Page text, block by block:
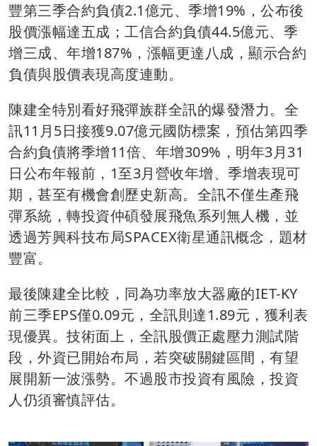
豐第三季合約負債2.1億元、季增19%，公布後
股價漲幅達五成；工信合約負債44.5億元、季
增三成、年增187%，漲幅更達八成，顯示合約
負債與股價表現高度連動。
陳建全特別看好飛彈族群全訊的爆發潛力。全
訊11月5日接獲9.07億元國防標案，預估第四季
合約負債將季增11倍、年增309%，明年3月31
日公布年報前，1至3月營收年增、季增表現可
期，甚至有機會創歷史新高。全訊不僅生產飛
彈系統，轉投資仲碩發展飛魚系列無人機，並
透過芳興科技布局SPACEX衛星通訊概念，題材
豐富。
最後陳建全比較，同為功率放大器廠的IET-KY
前三季EPS僅0.09元，全訊則達1.89元，獲利表
現優異。技術面上，全訊股價正處壓力測試階
段，外資已開始布局，若突破關鍵區間，有望
展開新一波漲勢。不過股市投資有風險，投資
人仍須審慎評估。